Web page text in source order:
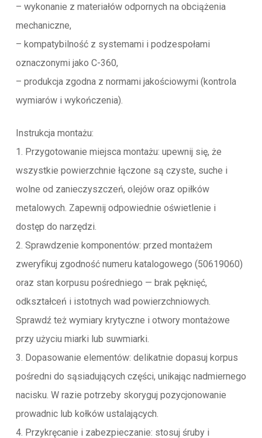
– wykonanie z materiałów odpornych na obciążenia
mechaniczne,
– kompatybilność z systemami i podzespołami
oznaczonymi jako C-360,
– produkcja zgodna z normami jakościowymi (kontrola
wymiarów i wykończenia).
Instrukcja montażu:
1. Przygotowanie miejsca montażu: upewnij się, że
wszystkie powierzchnie łączone są czyste, suche i
wolne od zanieczyszczeń, olejów oraz opiłków
metalowych. Zapewnij odpowiednie oświetlenie i
dostęp do narzędzi.
2. Sprawdzenie komponentów: przed montażem
zweryfikuj zgodność numeru katalogowego (50619060)
oraz stan korpusu pośredniego — brak pęknięć,
odkształceń i istotnych wad powierzchniowych.
Sprawdź też wymiary krytyczne i otwory montażowe
przy użyciu miarki lub suwmiarki.
3. Dopasowanie elementów: delikatnie dopasuj korpus
pośredni do sąsiadujących części, unikając nadmiernego
nacisku. W razie potrzeby skoryguj pozycjonowanie
prowadnic lub kołków ustalających.
4. Przykręcanie i zabezpieczanie: stosuj śruby i